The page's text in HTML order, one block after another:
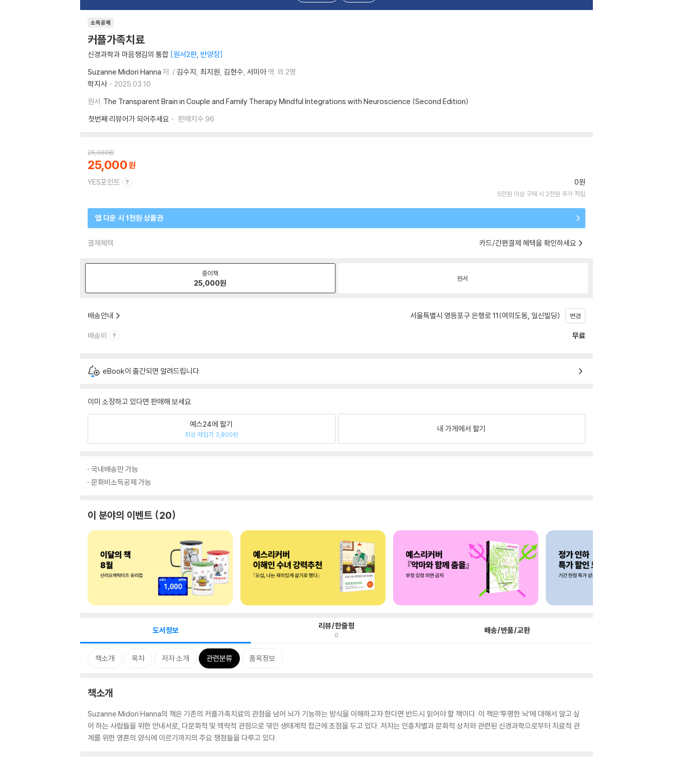
소득공제
커플가족치료
신경과학과 마음챙김의 통합 원서2판, 반양장
Suzanne Midori Hanna 저 김수지 최지원 김현수 서미아역 외 2명
학지사
2025.03.10.
원서 The Transparent Brain in Couple and Family Therapy Mindful Integrations with Neuroscience (Second Edition)
첫번째 리뷰어가 되어주세요
판매지수 96
25,000원
25,000
YES포인트 0원
5만원 이상 구매 시 2천원 추가 적립
앱 다운 시 1천원 상품권
결제혜택 카드/간편결제 혜택을 확인하세요
종이책
25,000원 원서
배송안내 서울특별시 영등포구 은행로 11(여의도동, 일신빌딩) 변경
배송비 무료
eBook이 출간되면 알려드립니다.
이미 소장하고 있다면 판매해 보세요.
예스24에 팔기
최상 매입가 3,800원
내 가게에서 팔기
국내배송만 가능
문화비소득공제 가능
이 분야의 이벤트 20
도서정보 리뷰/한줄평
0 배송/반품/교환
책소개 목차 저자 소개 관련분류 품목정보
책소개
Suzanne Midori Hanna의 책은 기존의 커플가족치료의 관점을 넘어 뇌가 기능하는 방식을 이해하고자 한다면 반드시 읽어야 할 책이다. 이 책은‘투명한 뇌’에 대해서 알고 싶
어 하는 사람들을 위한 안내서로, 다문화적 및 맥락적 관점으로 엮인 생태계적 접근에 초점을 두고 있다. 저자는 인종차별과 문화적 상처와 관련된 신경과학으로부터 치료적 관
계를 위한 영혼의 양식에 이르기까지의 주요 쟁점들을 다루고 있다.